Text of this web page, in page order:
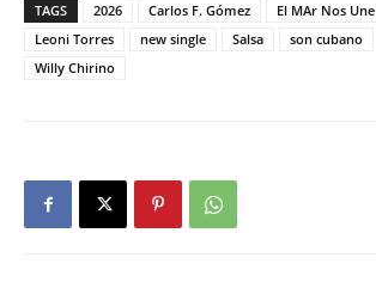
TAGS 2026 Carlos F. Gómez El MAr Nos Une
Leoni Torres
new single Salsa son cubano
Willy Chirino